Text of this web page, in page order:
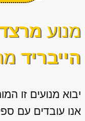
מנוע
הייבריד
יבוא מנועים זו
אנו עובדים עם